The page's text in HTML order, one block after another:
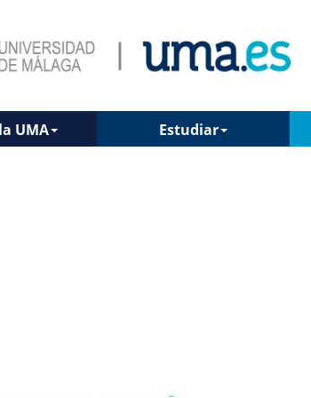
UMA Estudiar